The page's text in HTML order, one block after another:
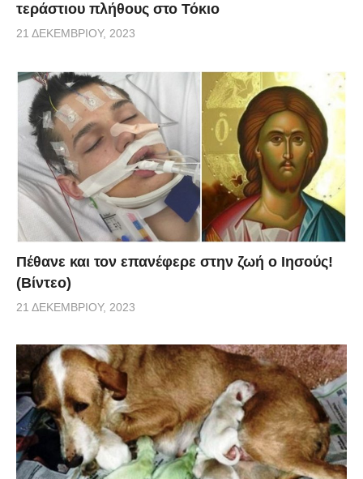
τεράστιου πλήθους στο Τόκιο
21 ΔΕΚΕΜΒΡΊΟΥ, 2023
Πέθανε και τον επανέφερε στην ζωή ο Ιησούς!
(Βίντεο)
21 ΔΕΚΕΜΒΡΊΟΥ, 2023